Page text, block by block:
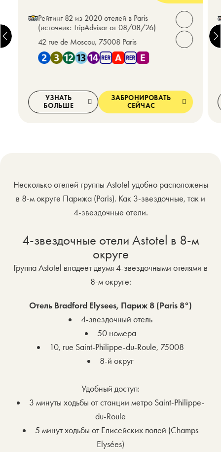
Рейтинг 82 из 2020 отелей в Paris
(источник: TripAdvisor от 08/08/26)
42 rue de Moscou, 75008 Paris
Рядом с Метро 2 , Метро 3 , Метро 12 , Метро 13 ,
Открыть
УЗНАТЬ
БОЛЬШЕ
ЗАБРОНИРОВАТЬ
СЕЙЧАС
Несколько отелей группы Astotel удобно расположены
в 8-м округе Парижа (Paris). Как 3-звездочные, так и
4-звездочные отели.
4-звездочные отели Astotel в 8-м
округе
Группа Astotel владеет двумя 4-звездочными отелями в
8-м округе:
Отель Bradford Elysees, Париж 8 (Paris 8°)
4-звездочный отель
50 номера
10, rue Saint-Philippe-du-Roule, 75008
8-й округ
Удобный доступ:
3 минуты ходьбы от станции метро Saint-Philippe-
du-Roule
5 минут ходьбы от Елисейских полей (Champs
Elysées)